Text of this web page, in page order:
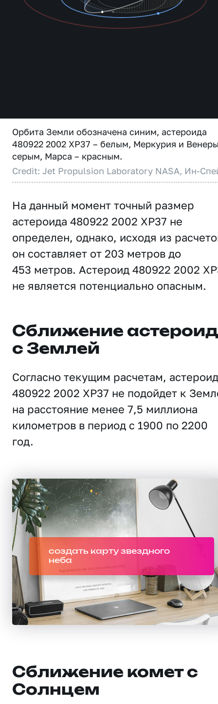
Орбита Земли обозначена синим, астероида
480922 2002 XP37 – белым, Меркурия и
серым, Марса – красным.
Credit: Jet Propulsion Laboratory NASA, Ин-
На данный момент точный размер
астероида 480922 2002 XP37 не
определен, однако, исходя из
он составляет от 203 метров до
453 метров. Астероид 480922 2002
не является потенциально опасным.
Сближение
с Землей
Согласно текущим расчетам, астероид
480922 2002 XP37 не подойдет к
на расстояние менее 7,5 миллиона
километров в период с 1900 по 2200
год.
создать карту звездного
неба
Сближение комет с
Солнцем